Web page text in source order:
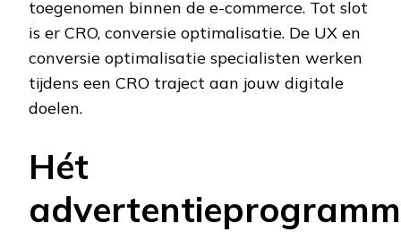
toegenomen binnen de e-commerce. Tot slot
is er CRO, conversie optimalisatie. De UX en
conversie optimalisatie specialisten werken
tijdens een CRO traject aan jouw digitale
doelen.
Hét